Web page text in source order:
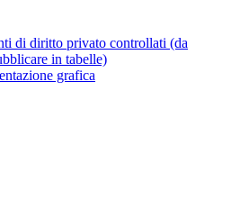
di diritto privato controllati (da
in tabelle)
grafica